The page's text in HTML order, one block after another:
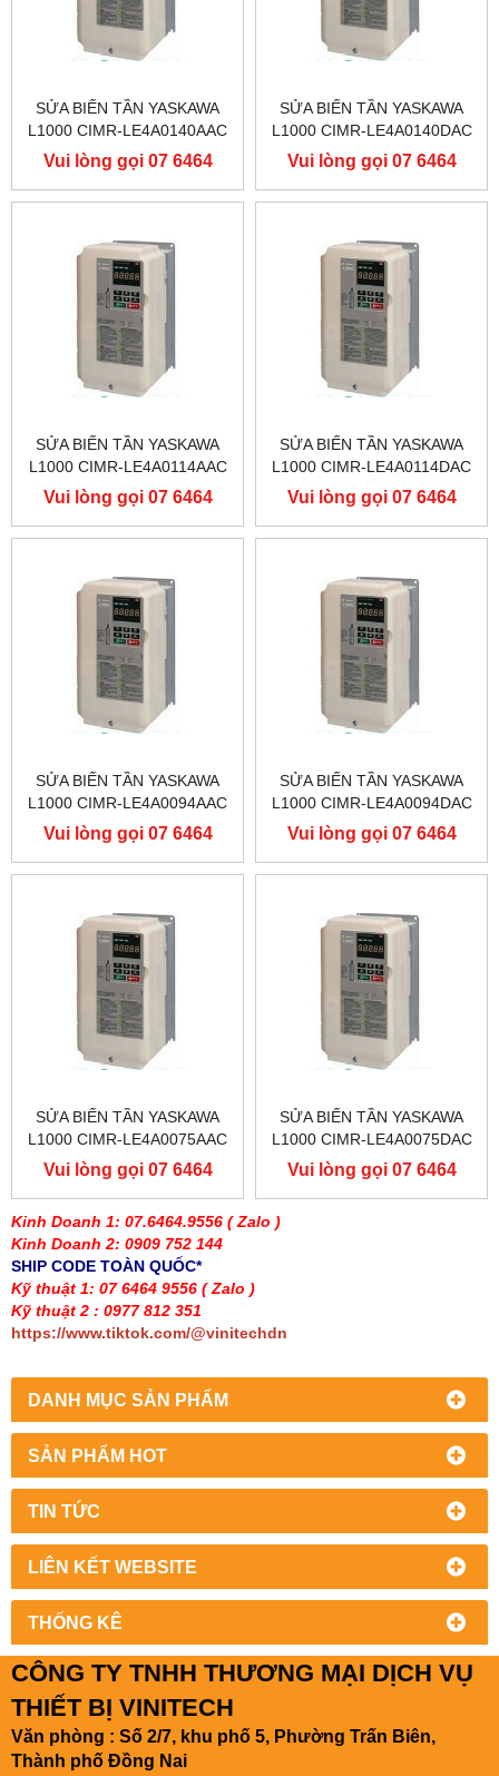
Kinh Doanh 1: 07.6464.9556 ( Zalo )
Kinh Doanh 2: 0909 752 144
SHIP CODE TOÀN QUỐC*
Kỹ thuật 1: 07 6464 9556 ( Zalo )
Kỹ thuật 2 : 0977 812 351
https://www.tiktok.com/@vinitechdn
DANH MỤC SẢN PHẨM
SẢN PHẨM HOT
TIN TỨC
LIÊN KẾT WEBSITE
THỐNG KÊ
SỬA BIẾN TẦN YASKAWA
L1000 CIMR-LE4A0140AAC
400V 75KW, BIẾN TẦN
YASKAWA L1000
Vui lòng gọi 07 6464
9556
SỬA BIẾN TẦN YASKAWA
L1000 CIMR-LE4A0140DAC
400V 75KW, BIẾN TẦN
YASKAWA L1000
Vui lòng gọi 07 6464
9556
SỬA BIẾN TẦN YASKAWA
L1000 CIMR-LE4A0114AAC
400V 55KW, BIẾN TẦN
YASKAWA L1000
Vui lòng gọi 07 6464
9556
SỬA BIẾN TẦN YASKAWA
L1000 CIMR-LE4A0114DAC
400V 55KW, BIẾN TẦN
YASKAWA L1000
Vui lòng gọi 07 6464
9556
SỬA BIẾN TẦN YASKAWA
L1000 CIMR-LE4A0094AAC
400V 45KW, BIẾN TẦN
YASKAWA L1000
Vui lòng gọi 07 6464
9556
SỬA BIẾN TẦN YASKAWA
L1000 CIMR-LE4A0094DAC
400V 45KW, BIẾN TẦN
YASKAWA L1000
Vui lòng gọi 07 6464
9556
SỬA BIẾN TẦN YASKAWA
L1000 CIMR-LE4A0075AAC
400V 37KW, BIẾN TẦN
YASKAWA L1000
Vui lòng gọi 07 6464
9556
SỬA BIẾN TẦN YASKAWA
L1000 CIMR-LE4A0075DAC
400V 37KW, BIẾN TẦN
YASKAWA L1000
Vui lòng gọi 07 6464
9556
CÔNG TY TNHH THƯƠNG MẠI DỊCH VỤ
THIẾT BỊ VINITECH
Văn phòng : Số 2/7, khu phố 5, Phường Trấn Biên,
Thành phố Đồng Nai